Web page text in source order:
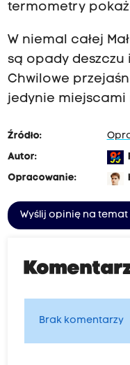
termometry
W niemal całej
są opady deszczu
Chwilowe
jedynie miejscami
Źródło:
Autor:
Opracowanie:
Wyślij opinię na temat
Brak komentarzy